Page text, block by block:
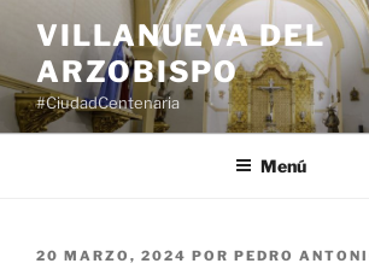
contenido
VILLANUEVA DEL
ARZOBISPO
#CiudadCentenaria
Menú
PUBLICADO
20 MARZO, 2024 POR PEDRO